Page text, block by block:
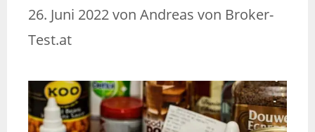
26. Juni 2022von Andreas von Broker-
Test.at